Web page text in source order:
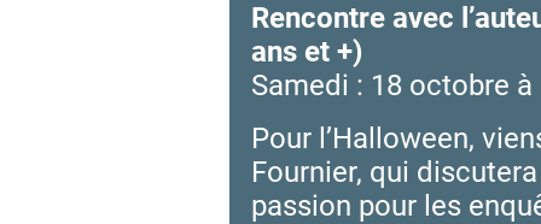
Rencontre avec
ans et +)
Samedi : 18 octobre à
Pour l’Halloween,
Fournier, qui
passion pour les